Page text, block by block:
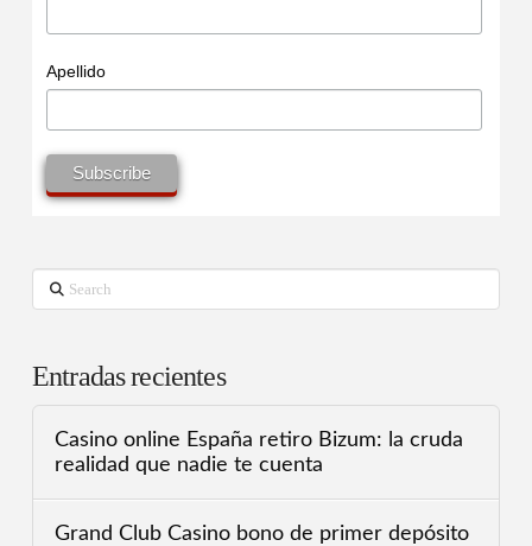
Apellido
Search
Entradas recientes
Casino online España retiro Bizum: la cruda
realidad que nadie te cuenta
Grand Club Casino bono de primer depósito